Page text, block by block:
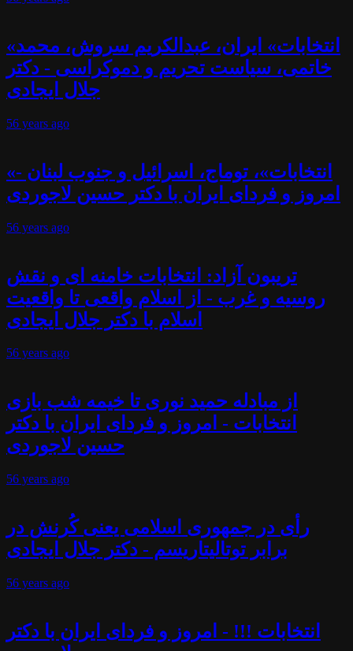
«انتخابات» ایران، عبدالکریم سروش، محمد
خاتمی، سیاست تحریم و دموکراسی - دکتر
جلال ایجادی
56 years ago
«انتخابات»، توماج، اسرائیل و جنوب لبنان -
امروز و فردای ایران با دکتر حسین لاجوردی
56 years ago
تریبون آزاد: انتخابات خامنه ای و نقش
روسیه و غرب - از اسلام واقعی تا واقعیت
اسلام با دکتر جلال ایجادی
56 years ago
از مبادله حمید نوری تا خیمه شب بازی
انتخابات - امروز و فردای ایران با دکتر
حسین لاجوردی
56 years ago
رأی در جمهوری اسلامی یعنی کُرنش در
برابر توتالیتاریسم - دکتر جلال ایجادی
56 years ago
انتخابات !!! - امروز و فردای ایران با دکتر